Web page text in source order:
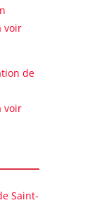
voir
de
voir
Saint-